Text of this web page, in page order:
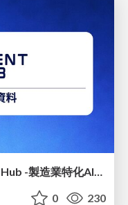
0 230